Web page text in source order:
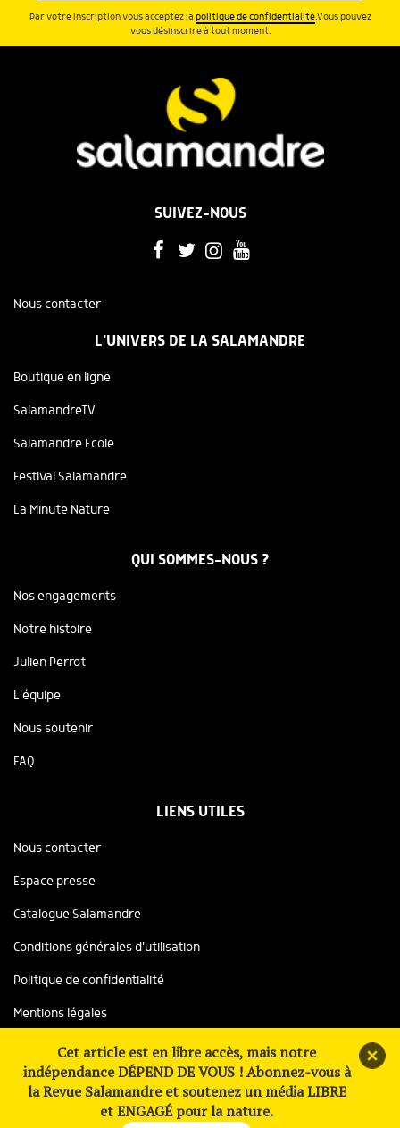
Par votre inscription vous acceptez la politique de confidentialité.Vous pouvez
vous désinscrire à tout moment.
SUIVEZ-NOUS
Nous contacter
L'UNIVERS DE LA SALAMANDRE
Boutique en ligne
SalamandreTV
Salamandre Ecole
Festival Salamandre
La Minute Nature
QUI SOMMES-NOUS ?
Nos engagements
Notre histoire
Julien Perrot
L'équipe
Nous soutenir
FAQ
LIENS UTILES
Nous contacter
Espace presse
Catalogue Salamandre
Conditions générales d'utilisation
Politique de confidentialité
Mentions légales
Copyright ©2026 Salamandre, tous droits réservés
Site réalisé avec le soutien de
Cet article est en libre accès, mais notre
indépendance DÉPEND DE VOUS ! Abonnez-vous à
la Revue Salamandre et soutenez un média LIBRE
et ENGAGÉ pour la nature.